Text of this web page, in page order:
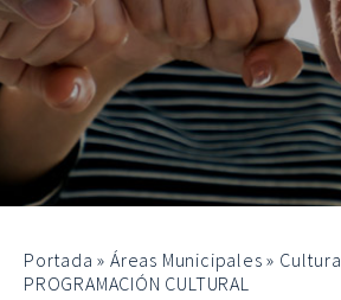
Portada »Áreas Municipales » Cultura
PROGRAMACIÓN CULTURAL